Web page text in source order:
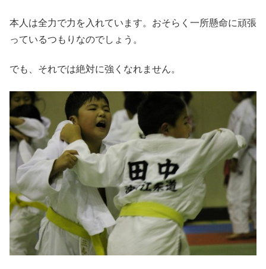
本人は全力で力を入れています。おそらく一所懸命に頑張
っているつもりなのでしょう。
でも、それでは絶対に強くなれません。